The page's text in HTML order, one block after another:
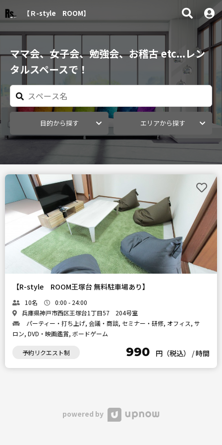
ママ会、女子会、勉強会、お稽古 etc...レン
タルスペースで！
目的から探す エリアから探す
【Ｒ-style ROOM】
【R-style ROOM王塚台 無料駐車場あり】
10名
0:00 - 24:00
兵庫県神戸市西区王塚台1丁目57 204号室
パーティー・打ち上げ, 会議・商談, セミナー・研修, オフィス, サ
ロン, DVD・映画鑑賞, ボードゲーム
予約リクエスト制 990 円（税込） /時間
powered by